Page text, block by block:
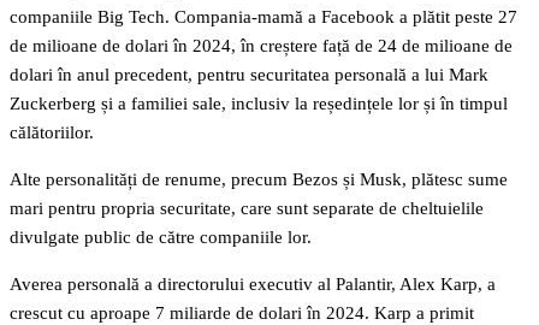
companiile Big Tech. Compania-mamă a Facebook a plătit peste 27
de milioane de dolari în 2024, în creștere față de 24 de milioane de
dolari în anul precedent, pentru securitatea personală a lui Mark
Zuckerberg și a familiei sale, inclusiv la reședințele lor și în timpul
călătoriilor.
Alte personalități de renume, precum Bezos și Musk, plătesc sume
mari pentru propria securitate, care sunt separate de cheltuielile
divulgate public de către companiile lor.
Averea personală a directorului executiv al Palantir, Alex Karp, a
crescut cu aproape 7 miliarde de dolari în 2024. Karp a primit